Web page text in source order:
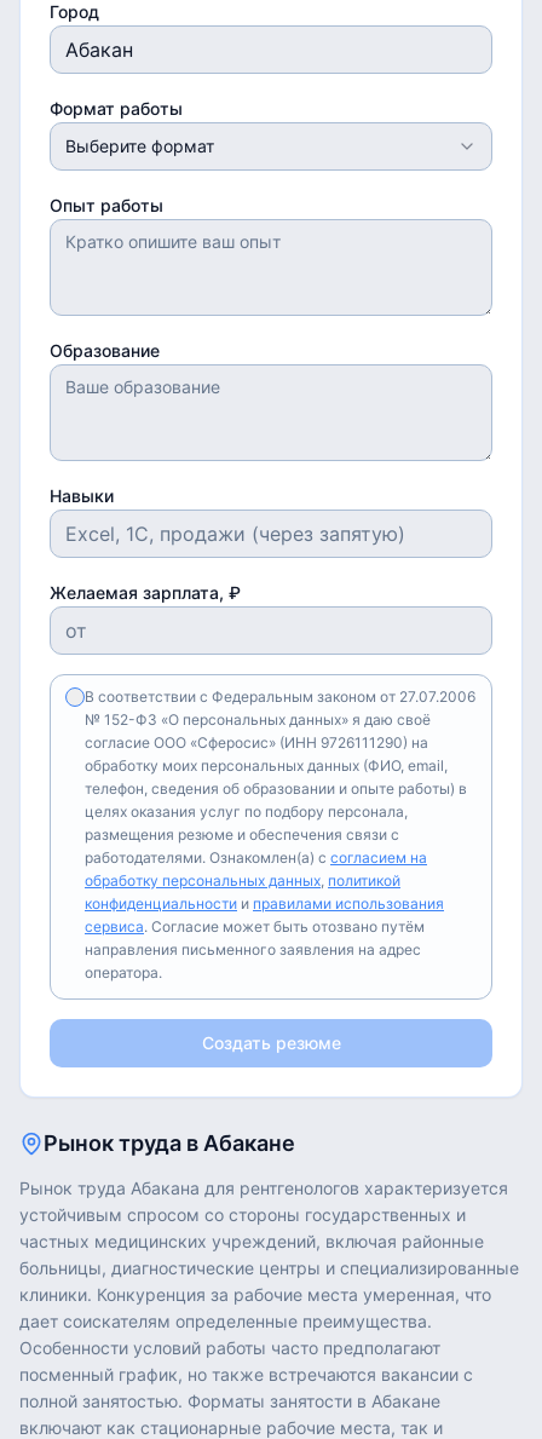
Город
Формат работы
Выберите формат
Опыт работы
Образование
Навыки
Желаемая зарплата, ₽
В соответствии с Федеральным законом от 27.07.2006
№ 152-ФЗ «О персональных данных» я даю своё
согласие ООО «Сферосис» (ИНН 9726111290) на
обработку моих персональных данных (ФИО, email,
телефон, сведения об образовании и опыте работы) в
целях оказания услуг по подбору персонала,
размещения резюме и обеспечения связи с
работодателями. Ознакомлен(а) с согласием на
обработку персональных данных, политикой
конфиденциальности и правилами использования
сервиса. Согласие может быть отозвано путём
направления письменного заявления на адрес
оператора.
Создать резюме
Рынок труда в Абакане
Рынок труда Абакана для рентгенологов характеризуется
устойчивым спросом со стороны государственных и
частных медицинских учреждений, включая районные
больницы, диагностические центры и специализированные
клиники. Конкуренция за рабочие места умеренная, что
дает соискателям определенные преимущества.
Особенности условий работы часто предполагают
посменный график, но также встречаются вакансии с
полной занятостью. Форматы занятости в Абакане
включают как стационарные рабочие места, так и